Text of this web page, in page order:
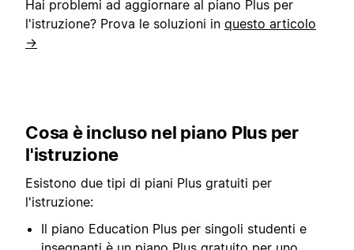
Hai problemi ad aggiornare al piano Plus per
l'istruzione? Prova le soluzioni in questo articolo
→
Cosa è incluso nel piano Plus per
l'istruzione
Esistono due tipi di piani Plus gratuiti per
l'istruzione:
Il piano Education Plus per singoli studenti e